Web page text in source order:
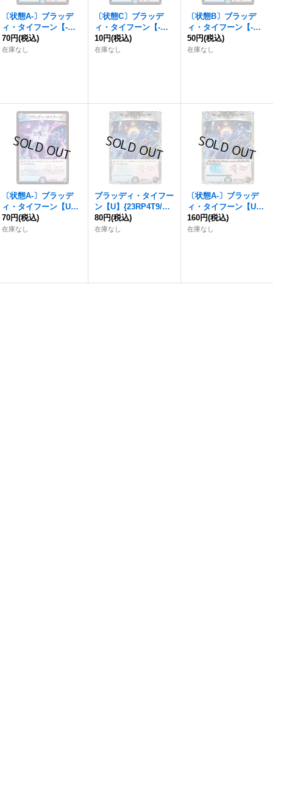
〔状態A-〕 ブラッデ
ィ・タイフーン 【-】
{EX0642/98}《多》
70円(税込)
在庫なし
〔状態C〕 ブラッデ
ィ・タイフーン 【-】
{EX0642/98}《多》
10円(税込)
在庫なし
〔状態B〕 ブラッデ
ィ・タイフーン 【-】
{EX0642/98}《多》
50円(税込)
在庫なし
〔状態A-〕 ブラッデ
ィ・タイフーン 【U】
{EX1335/84}《多》
70円(税込)
在庫なし
ブラッディ・タイフー
ン 【U】{23RP4T9/T1
0}《多》
80円(税込)
在庫なし
〔状態A-〕 ブラッデ
ィ・タイフーン 【U】
{23RP4TF9/TF10}
《多》
160円(税込)
在庫なし